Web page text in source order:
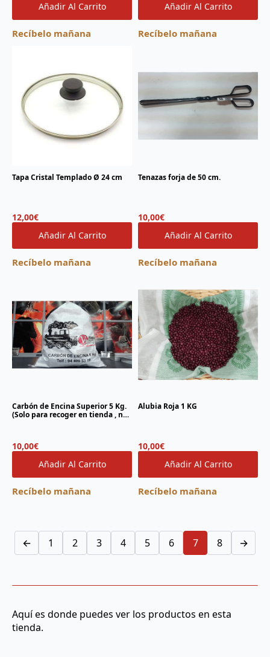
Añadir Al Carrito
Recíbelo mañana
Añadir Al Carrito
Recíbelo mañana
Tapa Cristal Templado Ø 24 cm
12,00€
Añadir Al Carrito
Recíbelo mañana
Tenazas forja de 50 cm.
10,00€
Añadir Al Carrito
Recíbelo mañana
Carbón de Encina Superior 5 Kg.
(Solo para recoger en tienda , no
10,00€
Añadir Al Carrito
Recíbelo mañana
Alubia Roja 1 KG
10,00€
Añadir Al Carrito
Recíbelo mañana
← 1 2 3 4 5 6 7 8 →
Aquí es donde puedes ver los productos en esta
tienda.